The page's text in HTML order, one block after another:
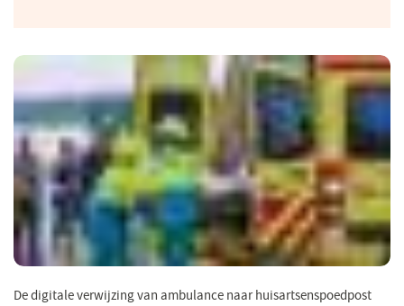
De digitale verwijzing van ambulance naar huisartsenspoedpost